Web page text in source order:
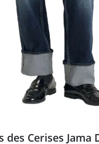
des Cerises Jama